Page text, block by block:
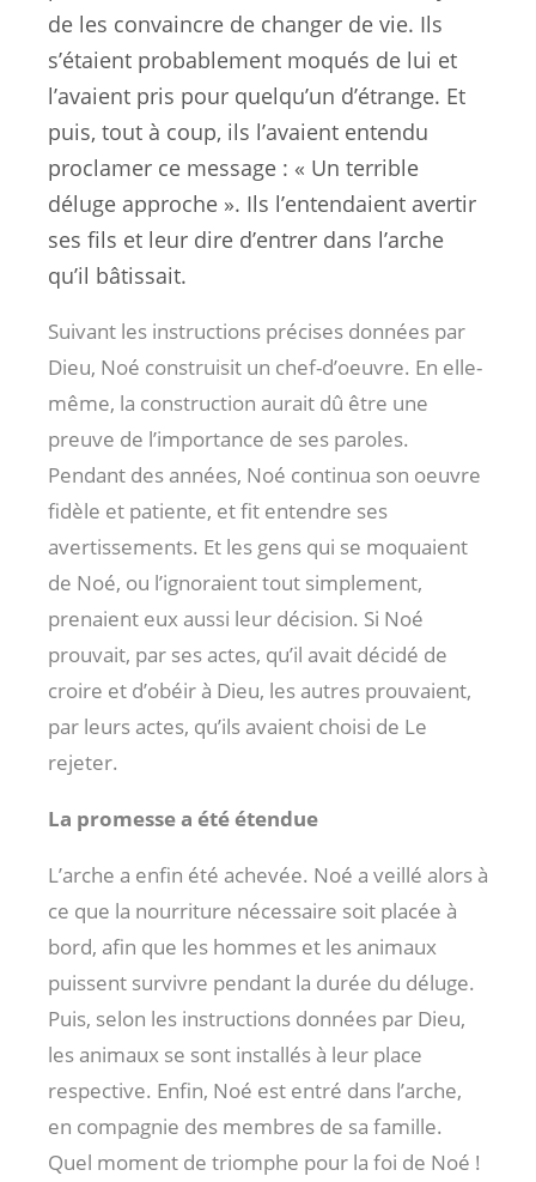
de les convaincre de changer de vie. Ils
s’étaient probablement moqués de lui et
l’avaient pris pour quelqu’un d’étrange. Et
puis, tout à coup, ils l’avaient entendu
proclamer ce message : « Un terrible
déluge approche ». Ils l’entendaient avertir
ses fils et leur dire d’entrer dans l’arche
qu’il bâtissait.
Suivant les instructions précises données par
Dieu, Noé construisit un chef-d’oeuvre. En elle-
même, la construction aurait dû être une
preuve de l’importance de ses paroles.
Pendant des années, Noé continua son oeuvre
fidèle et patiente, et fit entendre ses
avertissements. Et les gens qui se moquaient
de Noé, ou l’ignoraient tout simplement,
prenaient eux aussi leur décision. Si Noé
prouvait, par ses actes, qu’il avait décidé de
croire et d’obéir à Dieu, les autres prouvaient,
par leurs actes, qu’ils avaient choisi de Le
rejeter.
La promesse a été étendue
L’arche a enfin été achevée. Noé a veillé alors à
ce que la nourriture nécessaire soit placée à
bord, afin que les hommes et les animaux
puissent survivre pendant la durée du déluge.
Puis, selon les instructions données par Dieu,
les animaux se sont installés à leur place
respective. Enfin, Noé est entré dans l’arche,
en compagnie des membres de sa famille.
Quel moment de triomphe pour la foi de Noé !